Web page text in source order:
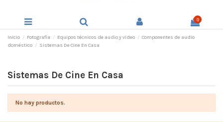
0
Inicio Fotografía Equipos técnicos de audio y video
Componentes de audio
doméstico
Sistemas De Cine En Casa
Sistemas De Cine En Casa
No hay productos.